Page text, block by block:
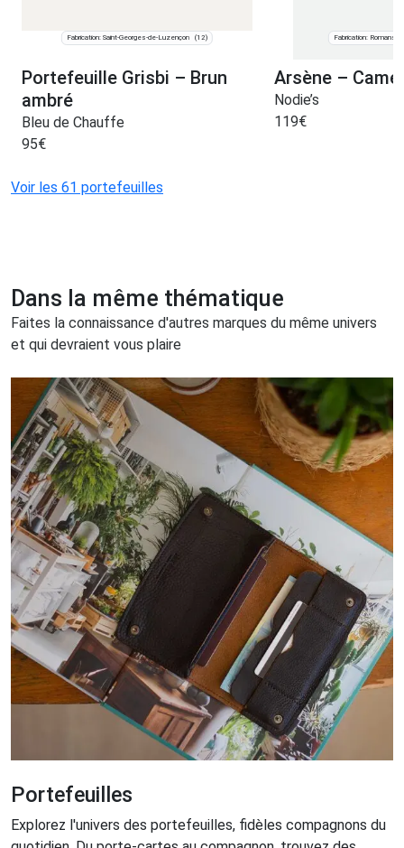
Fabrication: Saint-Georges-de-Luzençon (12)
Portefeuille Grisbi – Brun
ambré
Bleu de Chauffe
95€
Fabrication: Romans-
Arsène – Camel
Nodie’s
119€
Voir les 61 portefeuilles
Dans la même thématique
Faites la connaissance d'autres marques du même univers
et qui devraient vous plaire
Portefeuilles
Explorez l'univers des portefeuilles, fidèles compagnons du